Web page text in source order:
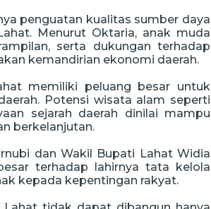
penguatan kualitas sumber daya
Menurut Oktaria, anak muda
serta dukungan terhadap
kemandirian ekonomi daerah.
memiliki peluang besar untuk
Potensi wisata alam seperti
sejarah daerah dinilai mampu
berkelanjutan.
dan Wakil Bupati Lahat Widia
terhadap lahirnya tata kelola
kepada kepentingan rakyat.